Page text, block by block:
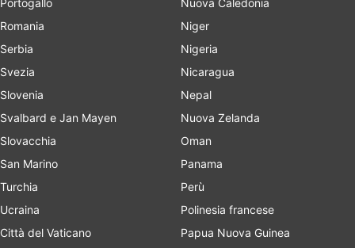
Portogallo
Romania
Serbia
Svezia
Slovenia
Svalbard e Jan Mayen
Slovacchia
San Marino
Turchia
Ucraina
Città del Vaticano
Nuova Caledonia
Niger
Nigeria
Nicaragua
Nepal
Nuova Zelanda
Oman
Panama
Perù
Polinesia francese
Papua Nuova Guinea